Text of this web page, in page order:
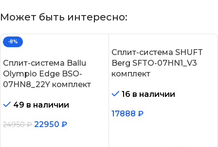
Может быть интересно:
-8%
Сплит-система Ballu
Olympio Edge BSO-
07HN8_22Y комплект
49 в наличии
24950₽ 22950 ₽
Сплит-система SHUFT
Berg SFTO-07HN1_V3
комплект
16 в наличии
17888 ₽